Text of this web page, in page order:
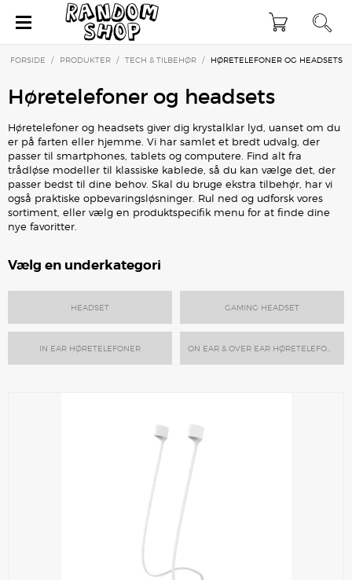
×
FORSIDE / PRODUKTER / TECH & TILBEHØR / HØRETELEFONER OG HEADSETS
Høretelefoner og headsets
Høretelefoner og headsets giver dig krystalklar lyd, uanset om du
er på farten eller hjemme. Vi har samlet et bredt udvalg, der
passer til smartphones, tablets og computere. Find alt fra
trådløse modeller til klassiske kablede, så du kan vælge det, der
passer bedst til dine behov. Skal du bruge ekstra tilbehør, har vi
også praktiske opbevaringsløsninger. Rul ned og udforsk vores
sortiment, eller vælg en produktspecifik menu for at finde dine
nye favoritter.
Vælg en underkategori
HEADSET GAMING HEADSET
IN EAR HØRETELEFONER